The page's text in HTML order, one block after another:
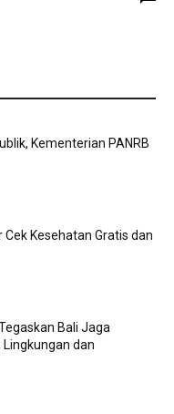
Kementerian PANRB
Cek Kesehatan Gratis dan
Bali Jaga
dan